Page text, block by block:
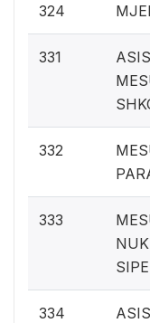
324
331
332
333
334